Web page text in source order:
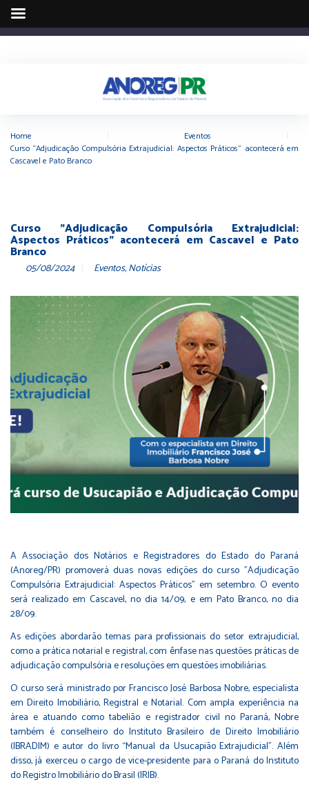
Home Eventos
Curso “Adjudicação Compulsória Extrajudicial: Aspectos Práticos” acontecerá em
Cascavel e Pato Branco
Curso "Adjudicação Compulsória Extrajudicial:
Aspectos Práticos" acontecerá em Cascavel e Pato
Branco
05/08/2024 Eventos,Notícias
A Associação dos Notários e Registradores do Estado do Paraná
(Anoreg/PR) promoverá duas novas edições do curso "Adjudicação
Compulsória Extrajudicial: Aspectos Práticos" em setembro. O evento
será realizado em Cascavel, no dia 14/09, e em Pato Branco, no dia
28/09.
As edições abordarão temas para profissionais do setor extrajudicial,
como a prática notarial e registral, com ênfase nas questões práticas de
adjudicação compulsória e resoluções em questões imobiliárias.
O curso será ministrado por Francisco José Barbosa Nobre, especialista
em Direito Imobiliário, Registral e Notarial. Com ampla experiência na
área e atuando como tabelião e registrador civil no Paraná, Nobre
também é conselheiro do Instituto Brasileiro de Direito Imobiliário
(IBRADIM) e autor do livro “Manual da Usucapião Extrajudicial”. Além
disso, já exerceu o cargo de vice-presidente para o Paraná do Instituto
do Registro Imobiliário do Brasil (IRIB).